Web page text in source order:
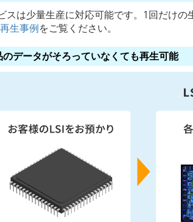
スは少量生産に対応可能です。1回だけの
生事例をご覧ください。
データがそろっていなくても再生可能